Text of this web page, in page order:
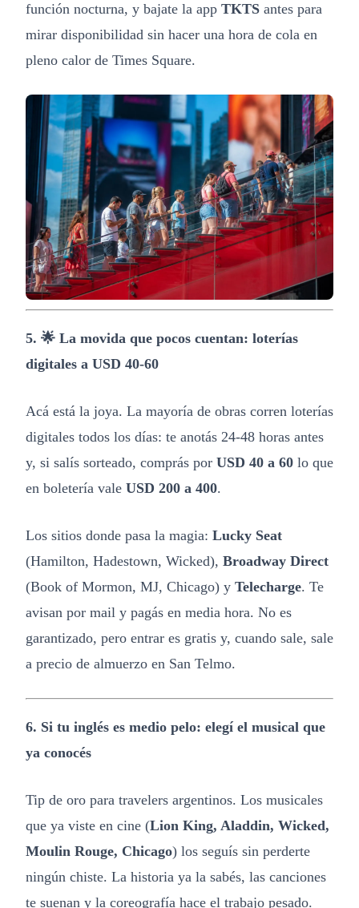
función nocturna, y bajate la app TKTS antes para
mirar disponibilidad sin hacer una hora de cola en
pleno calor de Times Square.
5. 🌟 La movida que pocos cuentan: loterías
digitales a USD 40-60
Acá está la joya. La mayoría de obras corren loterías
digitales todos los días: te anotás 24-48 horas antes
y, si salís sorteado, comprás por USD 40 a 60 lo que
en boletería vale USD 200 a 400.
Los sitios donde pasa la magia: Lucky Seat
(Hamilton, Hadestown, Wicked), Broadway Direct
(Book of Mormon, MJ, Chicago) y Telecharge. Te
avisan por mail y pagás en media hora. No es
garantizado, pero entrar es gratis y, cuando sale, sale
a precio de almuerzo en San Telmo.
6. Si tu inglés es medio pelo: elegí el musical que
ya conocés
Tip de oro para travelers argentinos. Los musicales
que ya viste en cine (Lion King, Aladdin, Wicked,
Moulin Rouge, Chicago) los seguís sin perderte
ningún chiste. La historia ya la sabés, las canciones
te suenan y la coreografía hace el trabajo pesado.